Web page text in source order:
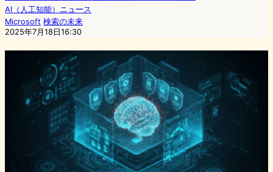
AI（人工知能）ニュース
Microsoft 検索の未来
2025年7月18日16:30